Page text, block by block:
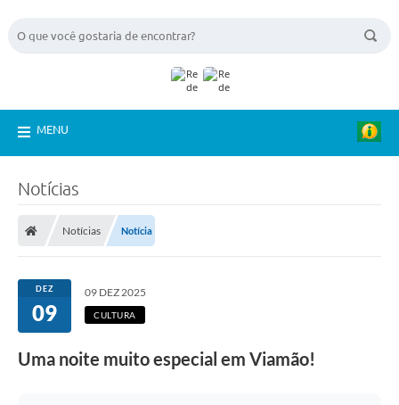
MENU
Notícias
Notícias Notícia
DEZ
09
09 DEZ 2025
CULTURA
Uma noite muito especial em Viamão!